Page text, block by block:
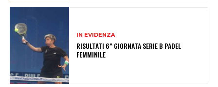
IN EVIDENZA
RISULTATI 6^ GIORNATA SERIE B PADEL
FEMMINILE